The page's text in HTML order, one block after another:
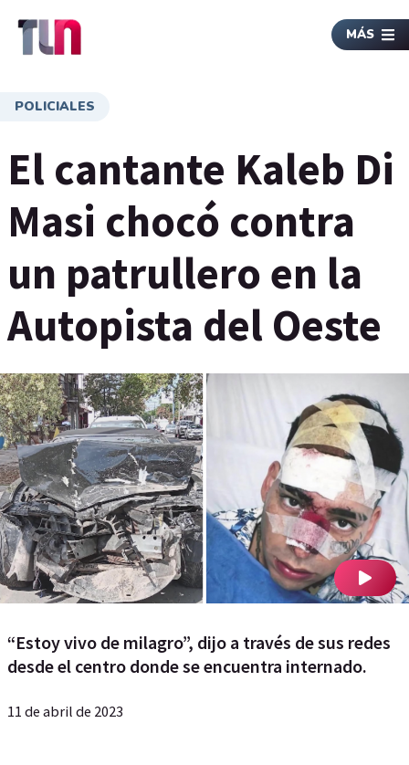
MÁS
POLICIALES
El cantante Kaleb Di
Masi chocó contra
un patrullero en la
Autopista del Oeste
“Estoy vivo de milagro”, dijo a través de sus redes
desde el centro donde se encuentra internado.
11 de abril de 2023